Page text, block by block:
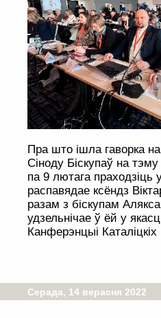
Пра што ішла гаворка
Сіноду Біскупаў на
па 9 лютага праходзіць
распавядае ксёндз
разам з біскупам
удзельнічае ў ёй у
Канферэнцыі Каталіцкіх
Серада, 14 верасня 2022